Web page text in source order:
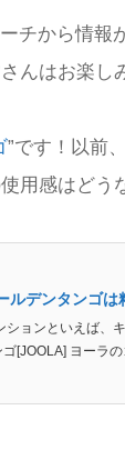
チから情報
んはお楽し
”です！以前
用感はどう
ルデンタンゴ
ョンといえば、
[JOOLA] ヨーラ